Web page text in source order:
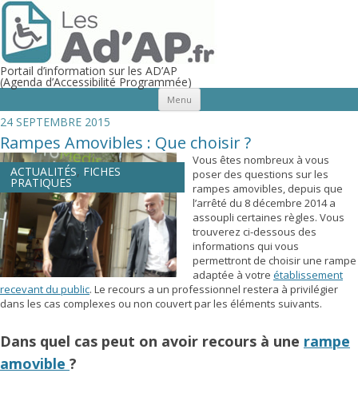
Portail d’information sur les AD’AP
(Agenda d’Accessibilité Programmée)
Menu
Aller au contenu principal
24 SEPTEMBRE 2015
Rampes Amovibles : Que choisir ?
ACTUALITÉS, FICHES
PRATIQUES
Vous êtes nombreux à vous
poser des questions sur les
rampes amovibles, depuis que
l’arrêté du 8 décembre 2014 a
assoupli certaines règles. Vous
trouverez ci-dessous des
informations qui vous
permettront de choisir une rampe
adaptée à votre établissement
recevant du public. Le recours a un professionnel restera à privilégier
dans les cas complexes ou non couvert par les éléments suivants.
Dans quel cas peut on avoir recours à une rampe
amovible ?